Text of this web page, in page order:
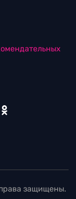
защищены.